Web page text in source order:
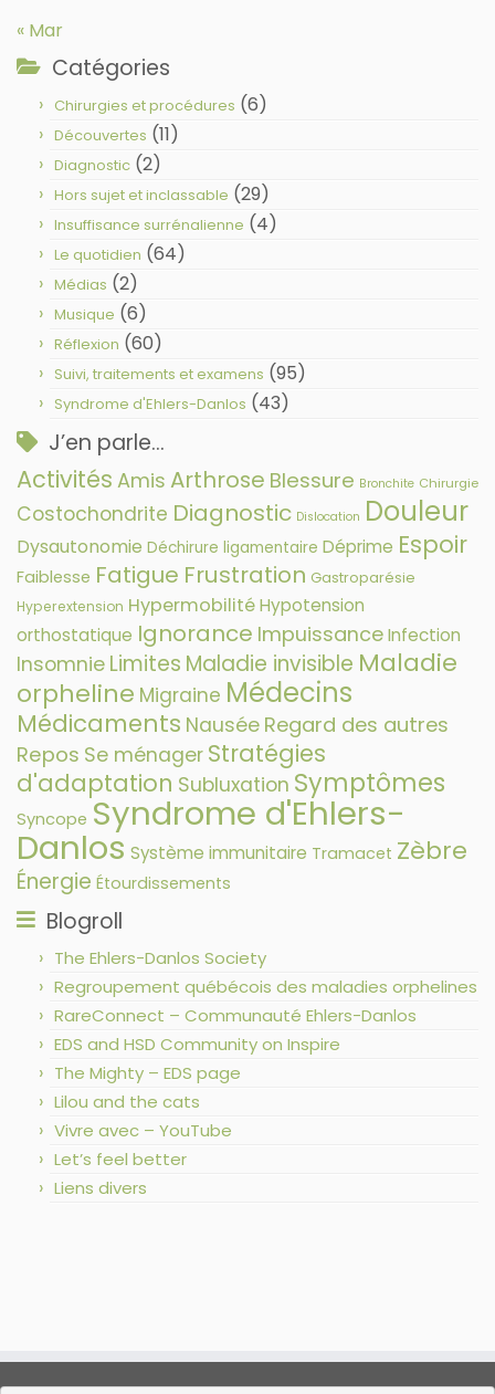
« Mar
Catégories
Chirurgies et procédures (6)
Découvertes (11)
Diagnostic (2)
Hors sujet et inclassable (29)
Insuffisance surrénalienne (4)
Le quotidien (64)
Médias (2)
Musique (6)
Réflexion (60)
Suivi, traitements et examens (95)
Syndrome d'Ehlers-Danlos (43)
J’en parle…
Activités Amis Arthrose Blessure Bronchite Chirurgie
Costochondrite Diagnostic Dislocation Douleur
Dysautonomie Déchirure ligamentaire Déprime Espoir
Faiblesse Fatigue Frustration Gastroparésie
Hyperextension HypermobilitéHypotension
orthostatique Ignorance ImpuissanceInfection
Insomnie Limites Maladie invisible Maladie
orpheline Migraine Médecins
Médicaments Nausée Regard des autres
Repos Se ménager Stratégies
d'adaptation Subluxation Symptômes
Syncope Syndrome d'Ehlers-
Danlos Système immunitaire Tramacet Zèbre
Énergie Étourdissements
Blogroll
The Ehlers-Danlos Society
Regroupement québécois des maladies orphelines
RareConnect – Communauté Ehlers-Danlos
EDS and HSD Community on Inspire
The Mighty – EDS page
Lilou and the cats
Vivre avec – YouTube
Let’s feel better
Liens divers